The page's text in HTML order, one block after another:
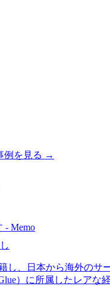
例を見る →
- Memo
し、日本から海外のサ
）に所属したレアな